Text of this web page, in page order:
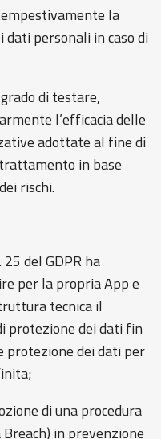
la
dati personali in caso di
di testare,
l’efficacia delle
adottate al fine di
in base
rischi.
del GDPR ha
per la propria App e
tecnica il
protezione dei dati fin
protezione dei dati per
di una procedura
in prevenzione